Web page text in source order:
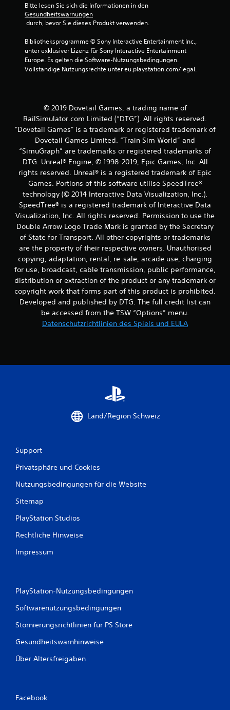
a
s
B
e
w
e
r
t
u
n
g
e
n
Bitte lesen Sie sich die Informationen in den
Gesundheitswarnungen
durch, bevor Sie dieses Produkt verwenden.
Bibliotheksprogramme © Sony Interactive Entertainment Inc.,
unter exklusiver Lizenz für Sony Interactive Entertainment
Europe. Es gelten die Software-Nutzungsbedingungen.
Vollständige Nutzungsrechte unter eu.playstation.com/legal.
© 2019 Dovetail Games, a trading name of
RailSimulator.com Limited (“DTG”). All rights reserved.
"Dovetail Games" is a trademark or registered trademark of
Dovetail Games Limited. “Train Sim World” and
“SimuGraph” are trademarks or registered trademarks of
DTG. Unreal® Engine, © 1998-2019, Epic Games, Inc. All
rights reserved. Unreal® is a registered trademark of Epic
Games. Portions of this software utilise SpeedTree®
technology (© 2014 Interactive Data Visualization, Inc.).
SpeedTree® is a registered trademark of Interactive Data
Visualization, Inc. All rights reserved. Permission to use the
Double Arrow Logo Trade Mark is granted by the Secretary
of State for Transport. All other copyrights or trademarks
are the property of their respective owners. Unauthorised
copying, adaptation, rental, re-sale, arcade use, charging
for use, broadcast, cable transmission, public performance,
distribution or extraction of the product or any trademark or
copyright work that forms part of this product is prohibited.
Developed and published by DTG. The full credit list can
be accessed from the TSW “Options” menu.
Datenschutzrichtlinien des Spiels und EULA
Land/Region Schweiz
Support
Privatsphäre und Cookies
Nutzungsbedingungen für die Website
Sitemap
PlayStation Studios
Rechtliche Hinweise
Impressum
PlayStation-Nutzungsbedingungen
Softwarenutzungsbedingungen
Stornierungsrichtlinien für PS Store
Gesundheitswarnhinweise
Über Altersfreigaben
Facebook